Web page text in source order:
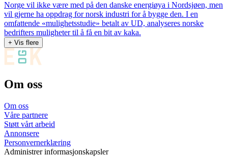
Norge vil ikke være med på den danske energiøya i Nordsjøen, men
vil gjerne ha oppdrag for norsk industri for å bygge den. I en
omfattende «mulighetsstudie» betalt av UD, analyseres norske
bedrifters muligheter til å få en bit av kaka.
+ Vis flere
Om oss
Om oss
Våre partnere
Støtt vårt arbeid
Annonsere
Personvernerklæring
Administrer informasjonskapsler